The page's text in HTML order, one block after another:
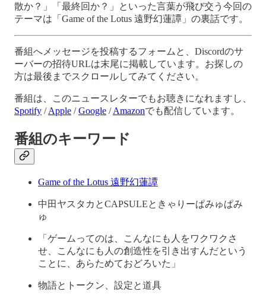
散か？」「最終回か？」といった言葉が飛び交う今回の
テーマは「Game of the Lotus 遠野幻蓮譚」の裏話です。
番組へメッセージを投稿するフォームと、Discordのサ
ーバーの招待URLは末尾に掲載しています。お探しの
方は最後までスクロールしてみてください。
番組は、このニュースレターでもお聴きになれますし、
Spotify /Apple /Google /Amazonでも配信しています。
番組のキーワード
Game of the Lotus 遠野幻蓮譚
中田ヤスタカとCAPSULEときゃりーぱみゅぱみ
ゅ
「ゲームってのは、こんなにも人をワクワクさ
せ、こんなにも人の創造性を引き出すんだという
ことに、あらためておどろいた」
物語とトークン、設定と道具